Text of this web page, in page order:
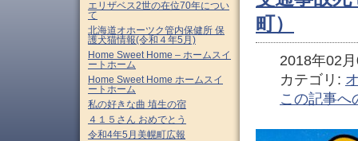
町）
2018年02
カテゴリ:
この記事へ
エリザベス2世の在位70年につい
て
北海道オホーツク管内保健所 保
護犬猫情報(令和４年5月)
Home Sweet Home – ホームスイ
ートホーム
Home Sweet Home ホームスイ
ートホーム
私の好きな曲 埴生の宿
４１５さん おめでとう
令和4年5月美幌町広報